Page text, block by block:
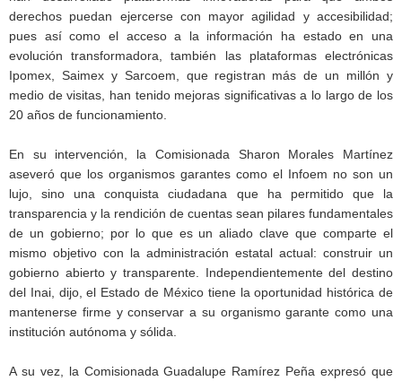
derechos puedan ejercerse con mayor agilidad y accesibilidad;
pues así como el acceso a la información ha estado en una
evolución transformadora, también las plataformas electrónicas
Ipomex, Saimex y Sarcoem, que registran más de un millón y
medio de visitas, han tenido mejoras significativas a lo largo de los
20 años de funcionamiento.
En su intervención, la Comisionada Sharon Morales Martínez
aseveró que los organismos garantes como el Infoem no son un
lujo, sino una conquista ciudadana que ha permitido que la
transparencia y la rendición de cuentas sean pilares fundamentales
de un gobierno; por lo que es un aliado clave que comparte el
mismo objetivo con la administración estatal actual: construir un
gobierno abierto y transparente. Independientemente del destino
del Inai, dijo, el Estado de México tiene la oportunidad histórica de
mantenerse firme y conservar a su organismo garante como una
institución autónoma y sólida.
A su vez, la Comisionada Guadalupe Ramírez Peña expresó que